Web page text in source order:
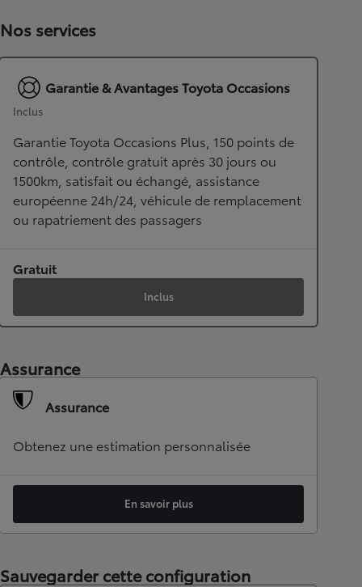
Nos services
Garantie & Avantages Toyota Occasions
Inclus
Garantie Toyota Occasions Plus, 150 points de
contrôle, contrôle gratuit après 30 jours ou
1500km, satisfait ou échangé, assistance
européenne 24h/24, véhicule de remplacement
ou rapatriement des passagers
Gratuit
Inclus
Assurance
Assurance
Obtenez une estimation personnalisée
En savoir plus
Sauvegarder cette configuration